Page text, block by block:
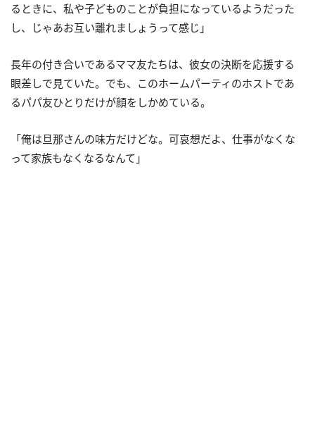
るときに、私や子どものことが負担になっているようだった
し、じゃあお互い離れましょうって感じ」
長年の付き合いであるママ友たちは、彼女の決断を応援する
眼差しで見ていた。でも、このホームパーティのホストであ
るパパ友ひとりだけが顔をしかめている。
「俺は旦那さんの味方だけどな。可哀想だよ、仕事がなくな
って家族もなくなるなんて」